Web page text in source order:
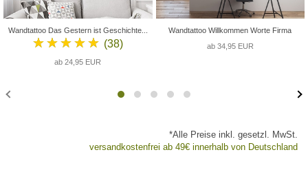
Wandtattoo Das Gestern ist Geschichte...
★★★★★ (38)
ab 24,95 EUR
Wandtattoo Willkommen Worte Firma
ab 34,95 EUR
*Alle Preise inkl. gesetzl. MwSt.
versandkostenfrei ab 49€ innerhalb von Deutschland